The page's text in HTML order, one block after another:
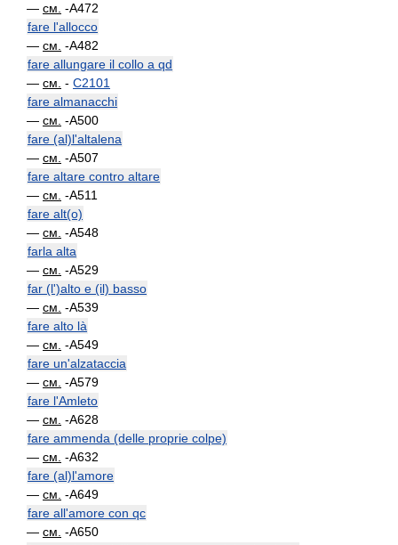
— см. -A472
fare l'allocco
— см. -A482
fare allungare il collo a qd
— см. - C2101
fare almanacchi
— см. -A500
fare (al)l'altalena
— см. -A507
fare altare contro altare
— см. -A511
fare alt(o)
— см. -A548
farla alta
— см. -A529
far (l')alto e (il) basso
— см. -A539
fare alto là
— см. -A549
fare un'alzataccia
— см. -A579
fare l'Amleto
— см. -A628
fare ammenda (delle proprie colpe)
— см. -A632
fare (al)l'amore
— см. -A649
fare all'amore con qc
— см. -A650